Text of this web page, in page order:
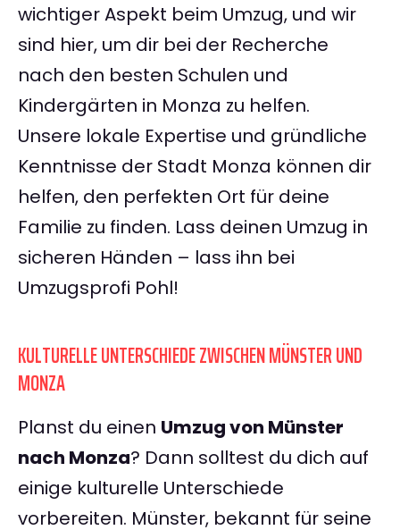
wichtiger Aspekt beim Umzug, und wir
sind hier, um dir bei der Recherche
nach den besten Schulen und
Kindergärten in Monza zu helfen.
Unsere lokale Expertise und gründliche
Kenntnisse der Stadt Monza können dir
helfen, den perfekten Ort für deine
Familie zu finden. Lass deinen Umzug in
sicheren Händen – lass ihn bei
Umzugsprofi Pohl!
KULTURELLE UNTERSCHIEDE ZWISCHEN MÜNSTER UND
MONZA
Planst du einen Umzug von Münster
nach Monza? Dann solltest du dich auf
einige kulturelle Unterschiede
vorbereiten. Münster, bekannt für seine